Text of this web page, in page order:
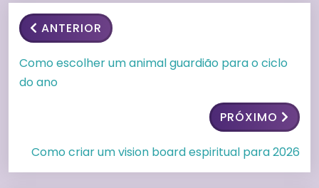
ANTERIOR
Como escolher um animal guardião para o ciclo
do ano
PRÓXIMO
Como criar um vision board espiritual para 2026